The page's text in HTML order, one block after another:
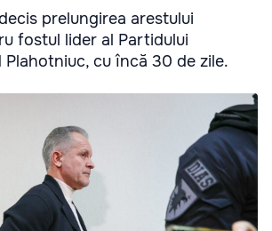
prelungirea arestului
fostul lider al Partidului
Plahotniuc, cu încă 30 de zile.